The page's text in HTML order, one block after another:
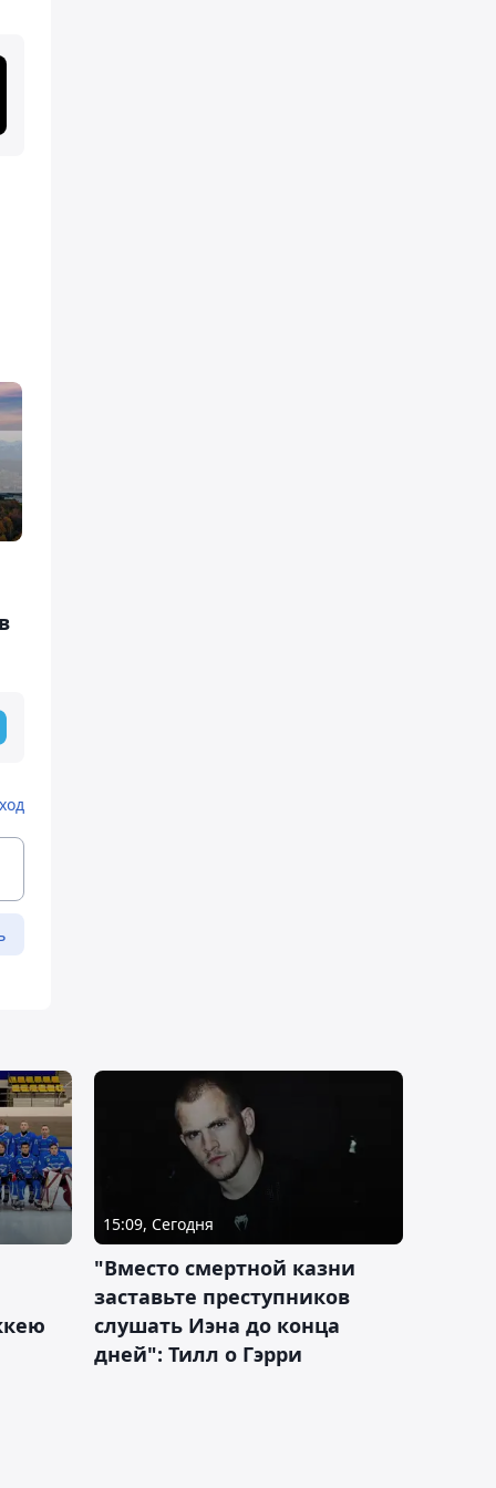
15:09, Сегодня
"Вместо смертной казни
заставьте преступников
слушать Иэна до конца
дней": Тилл о Гэрри